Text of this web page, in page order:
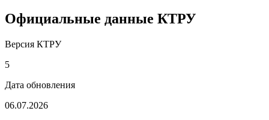
Официальные данные КТРУ
Версия КТРУ
5
Дата обновления
06.07.2026